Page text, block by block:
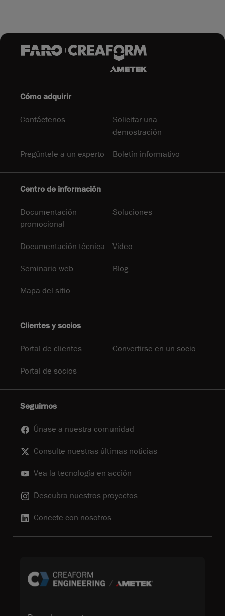
Cómo adquirir
Contáctenos
Solicitar una
demostración
Pregúntele a un experto Boletín informativo
Centro de información
Documentación
promocional
Soluciones
Documentación técnica Video
Seminario web Blog
Mapa del sitio
Clientes y socios
Portal de clientes Convertirse en un socio
Portal de socios
Seguirnos
Únase a nuestra comunidad
Consulte nuestras últimas noticias
Vea la tecnología en acción
Descubra nuestros proyectos
Conecte con nosotros